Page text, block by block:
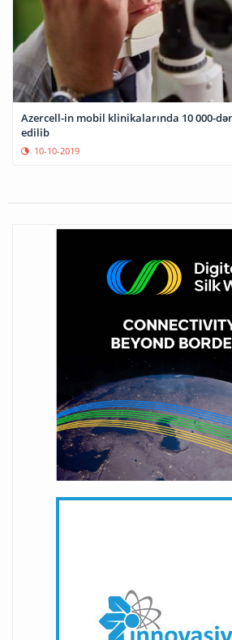
Azercell-in mobil klinikalarında 10 000-
edilib
10-10-2019